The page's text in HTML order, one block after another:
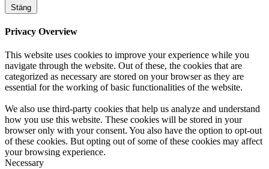
Stäng
Privacy Overview
This website uses cookies to improve your experience while you
navigate through the website. Out of these, the cookies that are
categorized as necessary are stored on your browser as they are
essential for the working of basic functionalities of the website.
We also use third-party cookies that help us analyze and understand
how you use this website. These cookies will be stored in your
browser only with your consent. You also have the option to opt-out
of these cookies. But opting out of some of these cookies may affect
your browsing experience.
Necessary